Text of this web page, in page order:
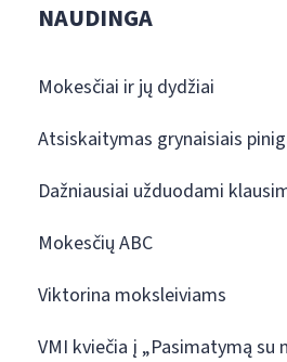
NAUDINGA
Mokesčiai ir jų dydžiai
Atsiskaitymas grynaisiais
Dažniausiai užduodami
Mokesčių ABC
Viktorina moksleiviams
VMI kviečia į „Pasimatymą su